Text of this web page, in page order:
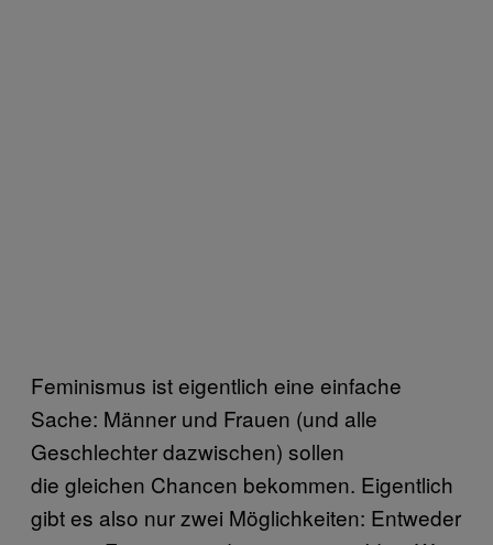
Feminismus ist eigentlich eine einfache
Sache: Männer und Frauen (und alle
Geschlechter dazwischen) sollen
die gleichen Chancen bekommen. Eigentlich
gibt es also nur zwei Möglichkeiten: Entweder